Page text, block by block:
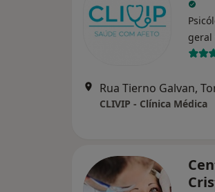
geral
CLIVIP - Clínica Médica